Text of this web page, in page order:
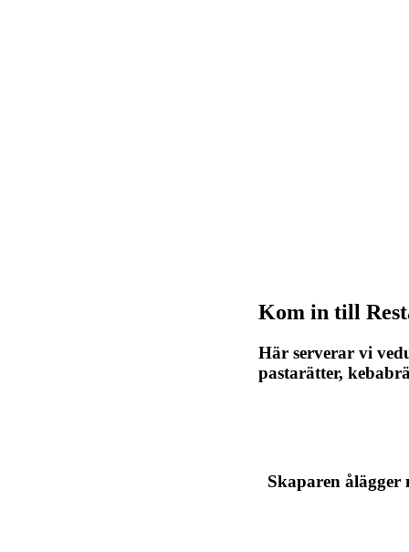
Kom in till
Här serverar vi
pastarätter,
Skaparen